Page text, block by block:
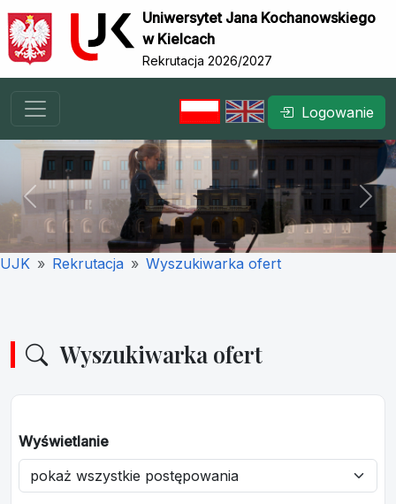
Uniwersytet Jana Kochanowskiego
w Kielcach
Rekrutacja 2026/2027
Logowanie
Previous Next
UJK Rekrutacja Wyszukiwarka ofert
Wyszukiwarka ofert
Wyświetlanie